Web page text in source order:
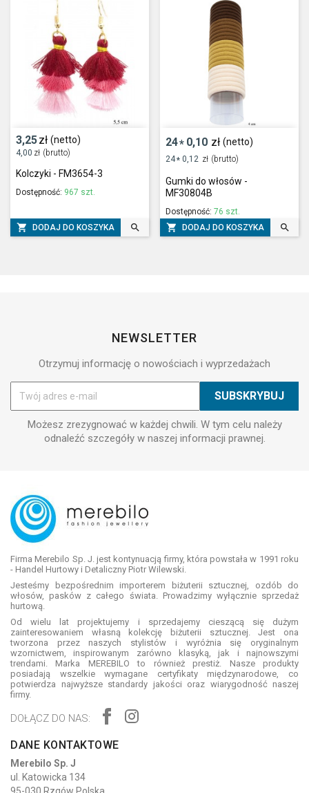
3,25zł (netto)
4,00 zł (brutto)
Kolczyki - FM3654-3
Dostępność: 967 szt.
 DODAJ DO KOSZYKA 
24* 0,10 zł (netto)
24* 0,12 zł (brutto)
Gumki do włosów -
MF30804B
Dostępność: 76 szt.
 DODAJ DO KOSZYKA 
NEWSLETTER
Otrzymuj informację o nowościach i wyprzedażach
Możesz zrezygnować w każdej chwili. W tym celu należy
odnaleźć szczegóły w naszej informacji prawnej.
Firma Merebilo Sp. J. jest kontynuacją firmy, która powstała w 1991 roku
- Handel Hurtowy i Detaliczny Piotr Wilewski.
Jesteśmy bezpośrednim importerem biżuterii sztucznej, ozdób do
włosów, pasków z całego świata. Prowadzimy wyłącznie sprzedaż
hurtową.
Od wielu lat projektujemy i sprzedajemy cieszącą się dużym
zainteresowaniem własną kolekcję biżuterii sztucznej. Jest ona
tworzona przez naszych stylistów i wyróżnia się oryginalnym
wzornictwem, inspirowanym zarówno klasyką, jak i najnowszymi
trendami. Marka MEREBILO to również prestiż. Nasze produkty
posiadają wszelkie wymagane certyfikaty międzynarodowe, co
potwierdza najwyższe standardy jakości oraz wiarygodność naszej
firmy.
DOŁĄCZ DO NAS:
DANE KONTAKTOWE
Merebilo Sp. J
ul. Katowicka 134